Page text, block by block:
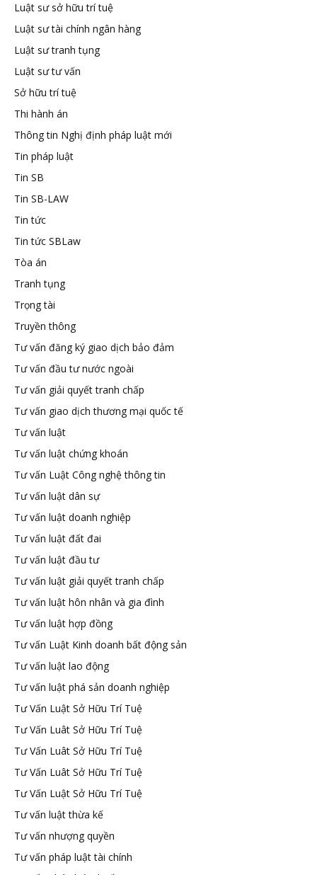
Luật sư sở hữu trí tuệ
Luật sư tài chính ngân hàng
Luật sư tranh tụng
Luật sư tư vấn
Sở hữu trí tuệ
Thi hành án
Thông tin Nghị định pháp luật mới
Tin pháp luật
Tin SB
Tin SB-LAW
Tin tức
Tin tức SBLaw
Tòa án
Tranh tụng
Trọng tài
Truyền thông
Tư vấn đăng ký giao dịch bảo đảm
Tư vấn đầu tư nước ngoài
Tư vấn giải quyết tranh chấp
Tư vấn giao dịch thương mại quốc tế
Tư vấn luật
Tư vấn luật chứng khoán
Tư vấn Luật Công nghệ thông tin
Tư vấn luật dân sự
Tư vấn luật doanh nghiệp
Tư vấn luật đất đai
Tư vấn luật đầu tư
Tư vấn luật giải quyết tranh chấp
Tư vấn luật hôn nhân và gia đình
Tư vấn luật hợp đồng
Tư vấn Luật Kinh doanh bất động sản
Tư vấn luật lao động
Tư vấn luật phá sản doanh nghiệp
Tư Vấn Luật Sở Hữu Trí Tuệ
Tư Vấn Luât Sở Hữu Trí Tuệ
Tư Vấn Luât Sở Hữu Trí Tuệ
Tư Vấn Luât Sở Hữu Trí Tuệ
Tư Vấn Luật Sở Hữu Trí Tuệ
Tư vấn luật thừa kế
Tư vấn nhượng quyền
Tư vấn pháp luật tài chính